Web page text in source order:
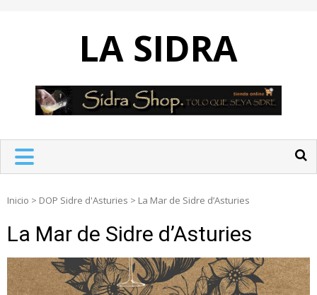
LA SIDRA
Inicio > DOP Sidre d'Asturies > La Mar de Sidre d’Asturies
La Mar de Sidre d’Asturies